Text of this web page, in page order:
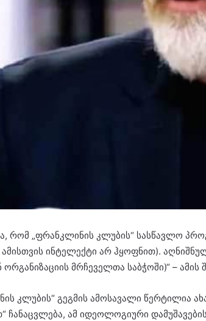
რომ „ფრანკლინის კლუბის“ სასწავლო
ინტელექტი არ ჰყოფნით).
მრჩეველთა საბჭოში)“ –
კლუბის“ გეგმის ამოსავალი წერტილია
ჩანაცვლება, ამ იდეოლოგიური